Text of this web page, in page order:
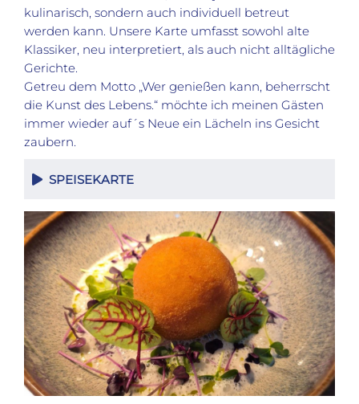
kulinarisch, sondern auch individuell betreut
werden kann. Unsere Karte umfasst sowohl alte
Klassiker, neu interpretiert, als auch nicht alltägliche
Gerichte.
Getreu dem Motto „Wer genießen kann, beherrscht
die Kunst des Lebens.“ möchte ich meinen Gästen
immer wieder auf´s Neue ein Lächeln ins Gesicht
zaubern.
SPEISEKARTE